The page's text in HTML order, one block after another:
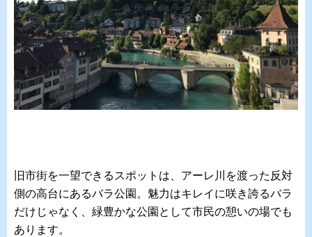
旧市街を一望できるスポットは、アーレ川を渡った反対
側の高台にあるバラ公園。魅力はキレイに咲き誇るバラ
だけじゃなく、緑豊かな公園として市民の憩いの場でも
あります。